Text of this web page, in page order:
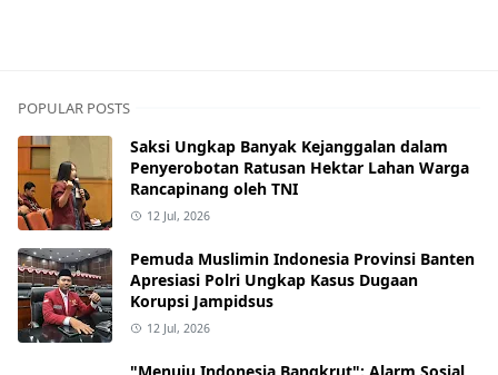
POPULAR POSTS
Saksi Ungkap Banyak Kejanggalan dalam
Penyerobotan Ratusan Hektar Lahan Warga
Rancapinang oleh TNI
12 Jul, 2026
Pemuda Muslimin Indonesia Provinsi Banten
Apresiasi Polri Ungkap Kasus Dugaan
Korupsi Jampidsus
12 Jul, 2026